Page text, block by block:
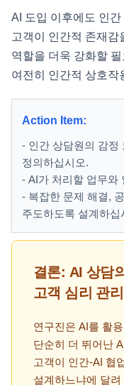
AI 도입 이후에도 인
고객이 인간적 존재감
역할을 더욱 강화할
여전히 인간적 상호작
Action Item:
- 인간 상담원의 감정
정의하십시오.
- AI가 처리할 업무와
- 복잡한 문제 해결,
주도하도록 설계하십
결론: AI 상담
고객 심리 관
연구진은 AI를 활
단순히 더 뛰어난
고객이 인간-AI 협
설계하느냐에 달